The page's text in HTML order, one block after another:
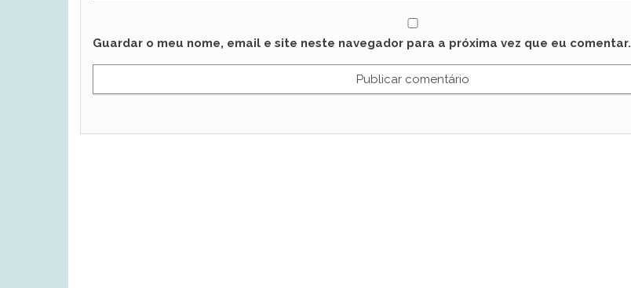
Guardar o meu nome, email e site neste navegador para a próxima vez que eu comentar.